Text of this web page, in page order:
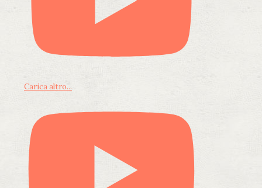
Carica altro...